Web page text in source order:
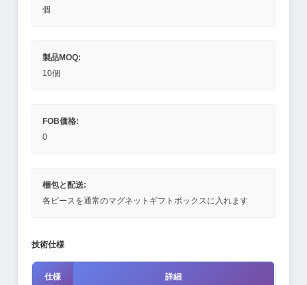
個
製品MOQ:
10個
FOB価格:
0
梱包と配送:
各ピースを通常のマグネットギフトボックスに入れます
技術仕様
仕様 詳細